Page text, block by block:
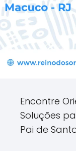
Encontre
Soluções
Pai de